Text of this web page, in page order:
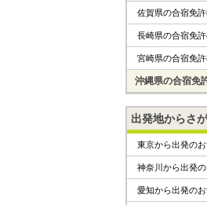
佐賀県の合宿免
長崎県の合宿免
宮崎県の合宿免
沖縄県の合宿免
出発地からさ
東京から出発の
神奈川から出発
愛知から出発の